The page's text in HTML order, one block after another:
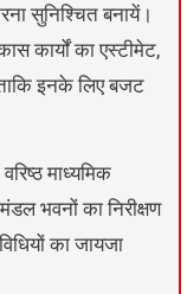
सुनिश्चित बनायें।
कार्यों का एस्टीमेट,
इनके लिए बजट
माध्यमिक
भवनों का निरीक्षण
का जायजा